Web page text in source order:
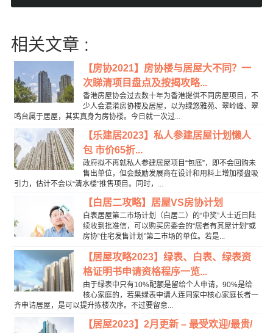
相关文章 :
【房协2021】房协楼与居屋大不同？一
次睇清项目盘点及按揭攻略...
香港房屋协会过去数十年为香港提供不同房屋项目，不
少人会混淆房协楼及居屋，以为绿悠雅苑、翠岭峰、翠
鸣台属于居屋，其实真身为房协楼。今日就一次过...
【乐建居2023】私人参建居屋计划懒人
包 市价65折...
政府拟不再就私人参建居屋项目“包底”，即不会回购未
售出单位，但会鼓励发展商在设计和用料上增加楼盘吸
引力，估计不会以“清水楼”推售项目。同时，...
【白居二攻略】居屋VS房协计划
白表居屋第二市场计划（白居二）的“中奖”人士近日陆
续收到批准信，可以购买房委会的“居者有其屋计划”或
房协“住宅发售计划”第二市场的单位。若是...
【居屋攻略2023】绿表、白表、绿表资
格证明书申请资格程序一览...
由于绿表中只有10%配额是留给个人申请，90%是给
核心家庭的，若果绿表申请人连同家中核心家庭长者一
齐申请居屋，是可以提升拣楼次序。不过要留意...
【居屋2023】2月更新 – 最受欢迎/最贵/